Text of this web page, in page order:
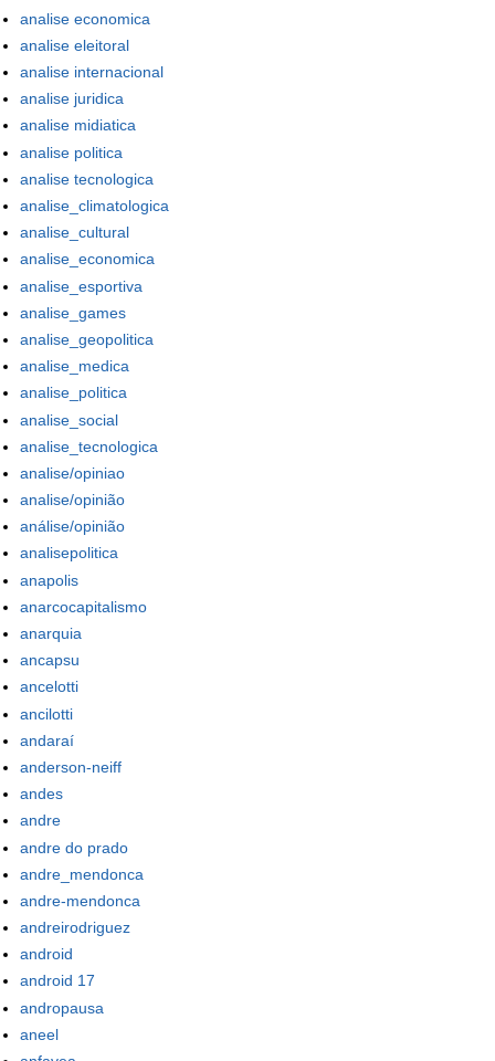
analise economica
analise eleitoral
analise internacional
analise juridica
analise midiatica
analise politica
analise tecnologica
analise_climatologica
analise_cultural
analise_economica
analise_esportiva
analise_games
analise_geopolitica
analise_medica
analise_politica
analise_social
analise_tecnologica
analise/opiniao
analise/opinião
análise/opinião
analisepolitica
anapolis
anarcocapitalismo
anarquia
ancapsu
ancelotti
ancilotti
andaraí
anderson-neiff
andes
andre
andre do prado
andre_mendonca
andre-mendonca
andreirodriguez
android
android 17
andropausa
aneel